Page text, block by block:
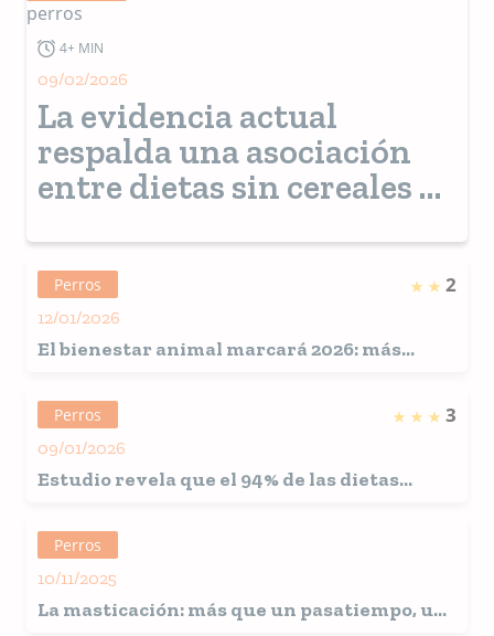
4+ MIN
09/02/2026
La evidencia actual
respalda una asociación
entre dietas sin cereales y
en perros
Perros 2
12/01/2026
El bienestar animal marcará 2026: más
responsable
Perros 3
09/01/2026
Estudio revela que el 94% de las dietas
nutrición completa
Perros
10/11/2025
La masticación: más que un pasatiempo, un